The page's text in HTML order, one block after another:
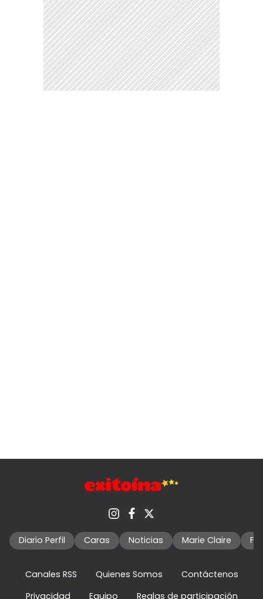
Diario Perfil Caras Noticias Marie Claire
Canales RSS Quienes Somos
Contáctenos
Privacidad
Equipo Reglas de participación